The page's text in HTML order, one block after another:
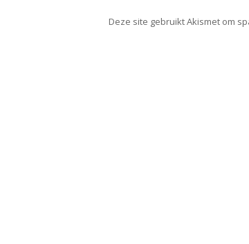
Deze site gebruikt Akismet om